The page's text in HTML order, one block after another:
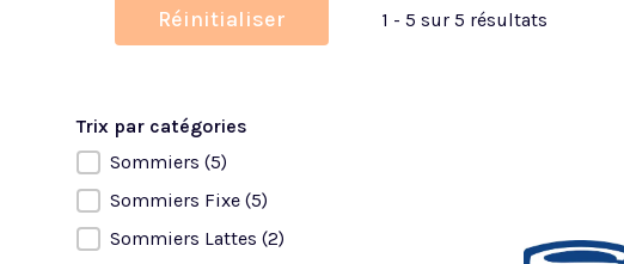
1 - 5 sur 5 résultats
Réinitialiser
Trix par catégories
Trix par catégories
Sommiers (5)
Sommiers Fixe (5)
Sommiers Lattes (2)